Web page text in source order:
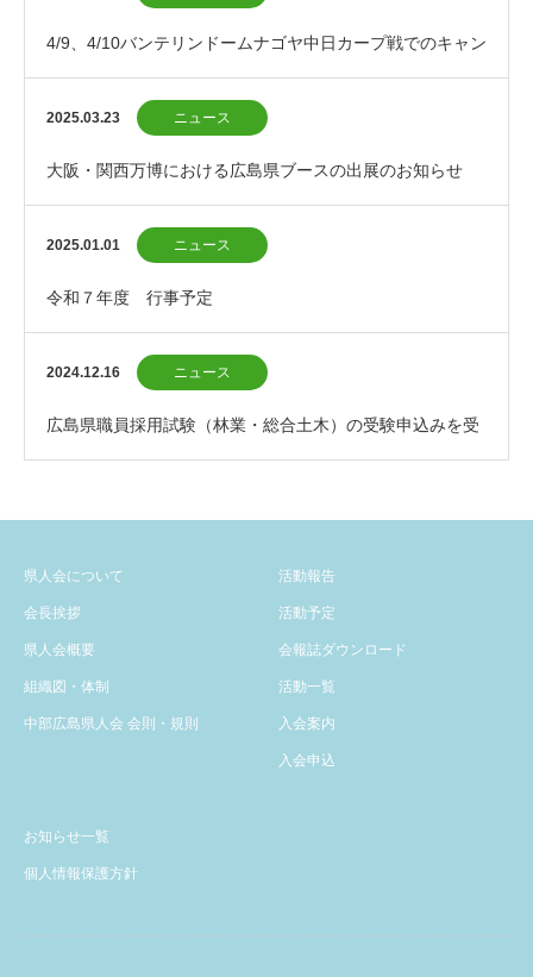
4/9、4/10バンテリンドームナゴヤ中日カープ戦でのキャン
ペーンのお知らせ
2025.03.23 ニュース
大阪・関西万博における広島県ブースの出展のお知らせ
2025.01.01 ニュース
令和７年度 行事予定
2024.12.16 ニュース
広島県職員採用試験（林業・総合土木）の受験申込みを受
県人会について
会長挨拶
県人会概要
組織図・体制
中部広島県人会 会則・規則
活動報告
活動予定
会報誌ダウンロード
活動一覧
入会案内
入会申込
お知らせ一覧
個人情報保護方針